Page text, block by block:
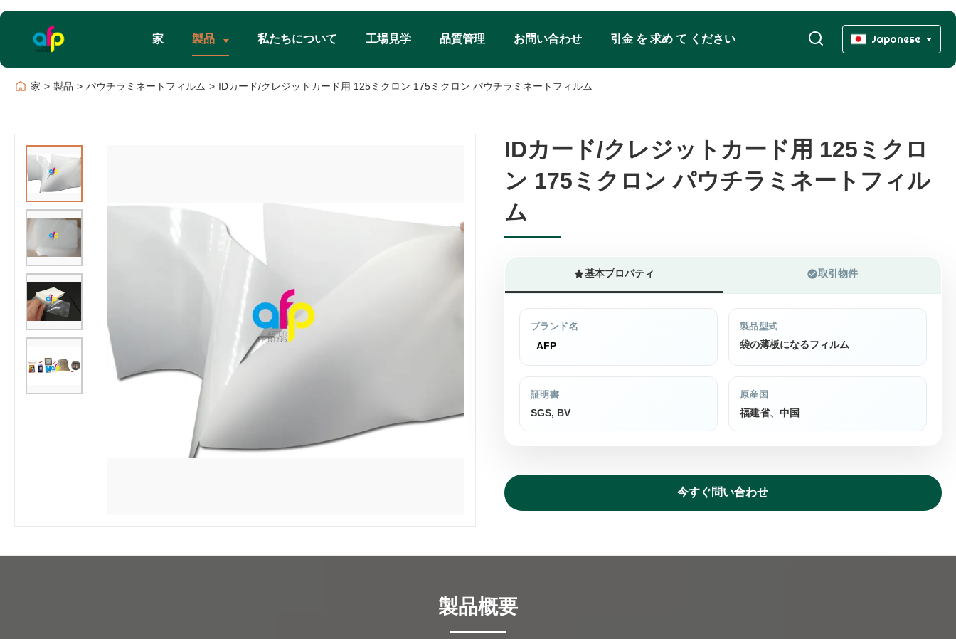
家 製品 私たちについて 工場見学 品質管理 お問い合わせ 引金 を 求め て ください Japanese
家 > 製品 > パウチラミネートフィルム > IDカード/クレジットカード用 125ミクロン 175ミクロン パウチラミネートフィルム
IDカード/クレジットカード用 125ミクロ
ン 175ミクロン パウチラミネートフィル
ム
IDカード/クレジットカード用 125ミクロ
ン 175ミクロン パウチラミネートフィル
ム
基本プロパティ 取引物件
ブランド名
AFP
製品型式
袋の薄板になるフィルム
証明書
SGS, BV
原産国
福建省、中国
今すぐ問い合わせ
製品概要